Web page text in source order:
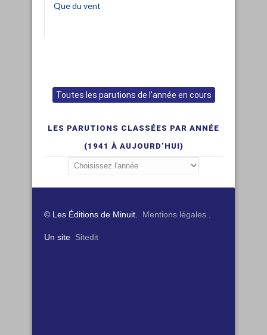
Que du vent
Toutes les parutions de l'année en cours
LES PARUTIONS CLASSÉES PAR ANNÉE
(1941 À AUJOURD’HUI)
© Les Éditions de Minuit. Mentions légales .
Un site Sitedit